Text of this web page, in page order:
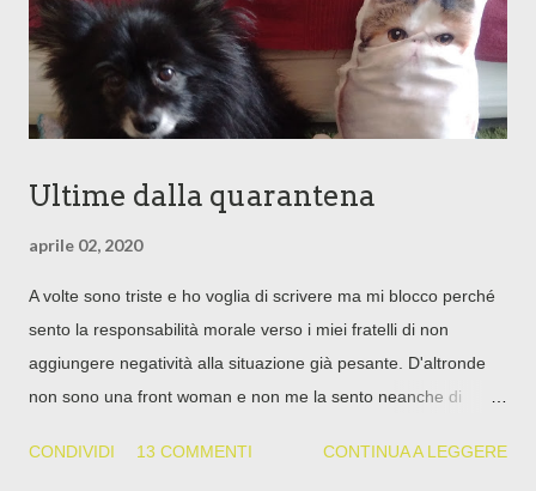
avuto la bella idea di postare su Facebook le proprie
performance in luoghi pubblici (e fin qui niente d...
Ultime dalla quarantena
aprile 02, 2020
A volte sono triste e ho voglia di scrivere ma mi blocco perché
sento la responsabilità morale verso i miei fratelli di non
aggiungere negatività alla situazione già pesante. D'altronde
non sono una front woman e non me la sento neanche di
di andare avanti e non cedere, nient'altro. La responsabilità
CONDIVIDI 13 COMMENTI CONTINUA A LEGGERE